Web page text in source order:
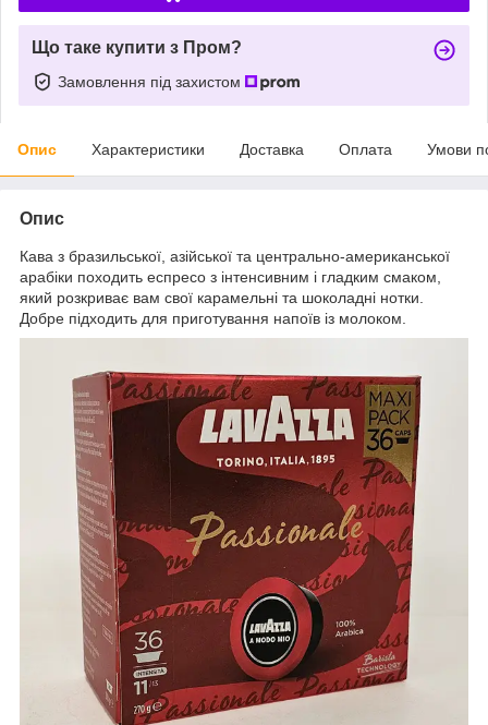
Що таке купити з Пром?
Замовлення під захистом
Опис Характеристики Доставка Оплата Умови
Опис
Кава з бразильської, азійської та центрально-американської
арабіки походить еспресо з інтенсивним і гладким смаком,
який розкриває вам свої карамельні та шоколадні нотки.
Добре підходить для приготування напоїв із молоком.